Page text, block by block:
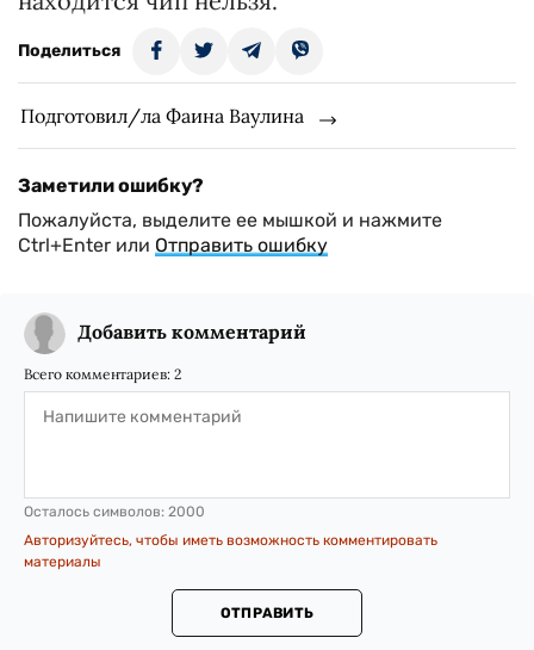
Поделиться
Подготовил/ла Фаина Ваулина
Заметили ошибку?
Пожалуйста, выделите ее мышкой и нажмите
Ctrl+Enter или Отправить ошибку
Добавить комментарий
Всего комментариев: 2
Осталось символов: 2000
Авторизуйтесь, чтобы иметь возможность комментировать
материалы
ОТПРАВИТЬ